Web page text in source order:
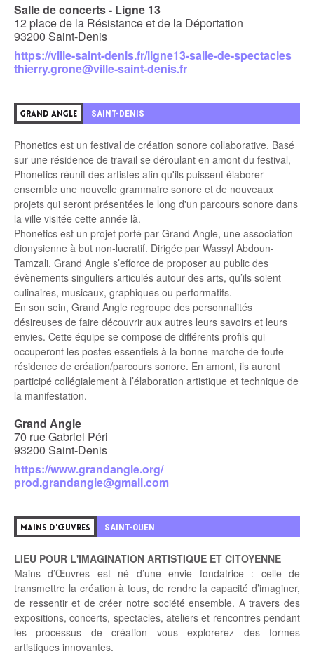
Salle de concerts - Ligne 13
12 place de la Résistance et de la Déportation
93200 Saint-Denis
https://ville-saint-denis.fr/ligne13-salle-de-spectacles
thierry.grone@ville-saint-denis.fr
GRAND ANGLE SAINT-DENIS
Phonetics est un festival de création sonore collaborative. Basé
sur une résidence de travail se déroulant en amont du festival,
Phonetics réunit des artistes afin qu'ils puissent élaborer
ensemble une nouvelle grammaire sonore et de nouveaux
projets qui seront présentées le long d'un parcours sonore dans
la ville visitée cette année là.
Phonetics est un projet porté par Grand Angle, une association
dionysienne à but non-lucratif. Dirigée par Wassyl Abdoun-
Tamzali, Grand Angle s’efforce de proposer au public des
évènements singuliers articulés autour des arts, qu’ils soient
culinaires, musicaux, graphiques ou performatifs.
En son sein, Grand Angle regroupe des personnalités
désireuses de faire découvrir aux autres leurs savoirs et leurs
envies. Cette équipe se compose de différents profils qui
occuperont les postes essentiels à la bonne marche de toute
résidence de création/parcours sonore. En amont, ils auront
participé collégialement à l’élaboration artistique et technique de
la manifestation.
Grand Angle
70 rue Gabriel Péri
93200 Saint-Denis
https://www.grandangle.org/
prod.grandangle@gmail.com
MAINS D'ŒUVRES SAINT-OUEN
LIEU POUR L'IMAGINATION ARTISTIQUE ET CITOYENNE
Mains d’Œuvres est né d’une envie fondatrice : celle de
transmettre la création à tous, de rendre la capacité d’imaginer,
de ressentir et de créer notre société ensemble. A travers des
expositions, concerts, spectacles, ateliers et rencontres pendant
les processus de création vous explorerez des formes
artistiques innovantes.